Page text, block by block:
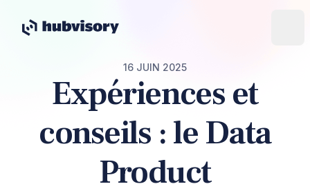
16 JUIN 2025
Expériences et
conseils : le Data
Product